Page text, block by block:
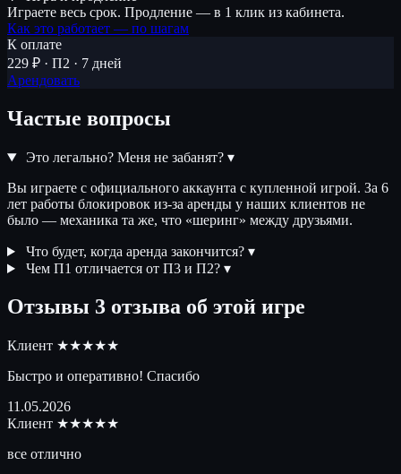
Играете весь срок. Продление — в 1 клик из кабинета.
Как это работает — по шагам
К оплате
229 ₽ · П2 · 7 дней
Арендовать
Частые вопросы
Это легально? Меня не забанят? ▾
Вы играете с официального аккаунта с купленной игрой. За 6
лет работы блокировок из-за аренды у наших клиентов не
было — механика та же, что «шеринг» между друзьями.
Что будет, когда аренда закончится? ▾
Чем П1 отличается от П3 и П2? ▾
Отзывы 3 отзыва об этой игре
Клиент ★★★★★
Быстро и оперативно! Спасибо
11.05.2026
Клиент ★★★★★
все отлично